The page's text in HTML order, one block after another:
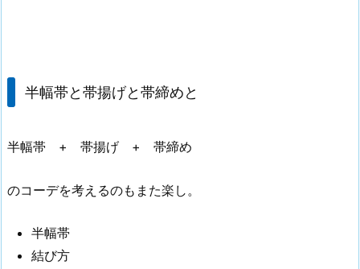
半幅帯と帯揚げと帯締めと
半幅帯 + 帯揚げ + 帯締め
のコーデを考えるのもまた楽し。
半幅帯
結び方